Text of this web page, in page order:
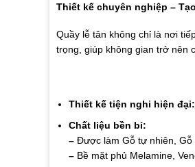
Thiết kế chuyên nghiệp –
Quầy lễ tân không chỉ là nơi
trọng, giúp không gian trở nên
Thiết kế tiện nghi hiện đại:
Chất liệu bền bỉ:
–Được làm Gỗ tự nhiên, Gỗ
–Bề mặt phủ Melamine,